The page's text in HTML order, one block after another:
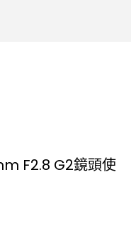
F2.8 G2鏡頭使